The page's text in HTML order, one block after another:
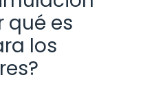
qué es
los